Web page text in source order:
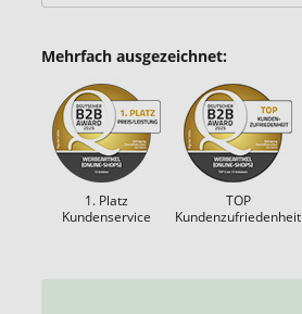
Mehrfach ausgezeichnet:
1. Platz
Kundenservice
TOP
Kundenzufriedenheit